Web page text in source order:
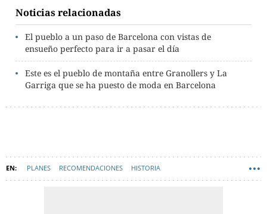
Noticias relacionadas
El pueblo a un paso de Barcelona con vistas de
ensueño perfecto para ir a pasar el día
Este es el pueblo de montaña entre Granollers y La
Garriga que se ha puesto de moda en Barcelona
PLANES RECOMENDACIONES HISTORIA